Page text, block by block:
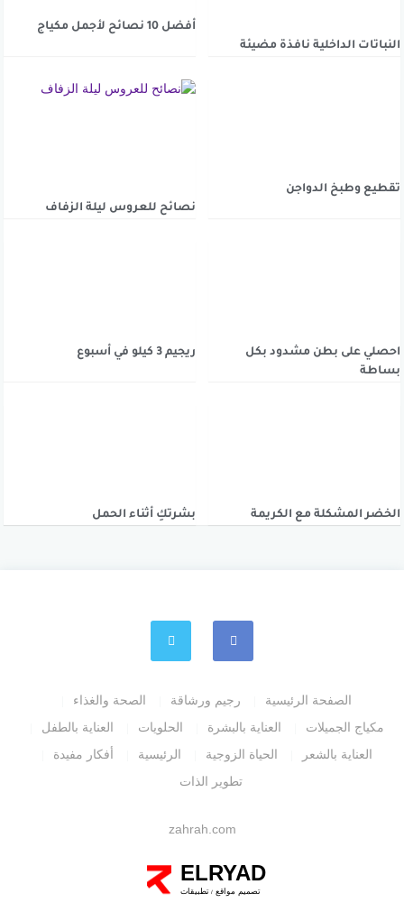
النباتات الداخلية نافذة مضيئة
أفضل 10 نصائح لأجمل مكياج
تقطيع وطبخ الدواجن
نصائح للعروس ليلة الزفاف
احصلي على بطن مشدود بكل
بساطة
ريجيم 3 كيلو في أسبوع
الخضر المشكلة مع الكريمة بشرتكِ أثناء الحمل
الصفحة الرئيسية رجيم ورشاقة
الصحة والغذاء
مكياج الجميلات
العناية بالبشرة الحلويات
العناية بالطفل
العناية بالشعر
الحياة الزوجية الرئيسية
أفكار مفيدة
تطوير الذات
zahrah.com
ELRYAD
تصميم مواقع / تطبيقات